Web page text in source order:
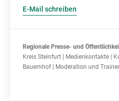
E-Mail schreiben
Regionale Presse- und
Kreis Steinfurt | Medienkontakte |
Bauernhof | Moderation und